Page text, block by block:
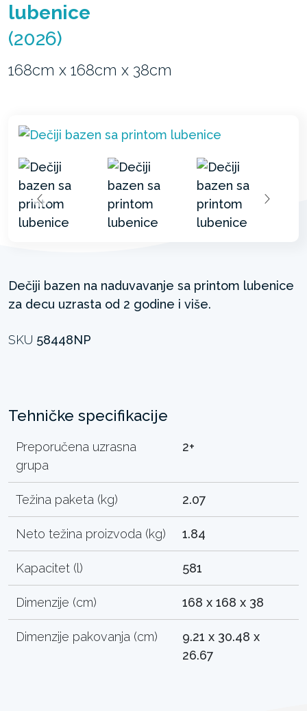
lubenice
(2026)
168cm x 168cm x 38cm
Dečiji bazen na naduvavanje sa printom lubenice
za decu uzrasta od 2 godine i više.
SKU 58448NP
Tehničke specifikacije
Preporučena uzrasna
grupa
2+
Težina paketa (kg) 2.07
Neto težina proizvoda (kg) 1.84
Kapacitet (l) 581
Dimenzije (cm) 168 x 168 x 38
Dimenzije pakovanja (cm)
9.21 x 30.48 x
26.67